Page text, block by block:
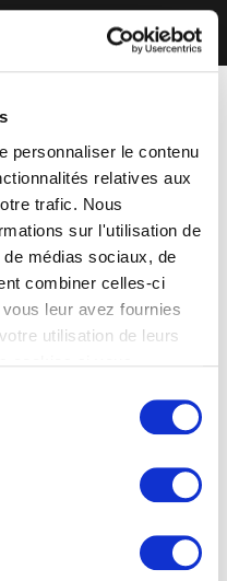
personnaliser le contenu
relatives aux
trafic. Nous
sur l'utilisation de
médias sociaux, de
combiner celles-ci
leur avez fournies
utilisation de leurs